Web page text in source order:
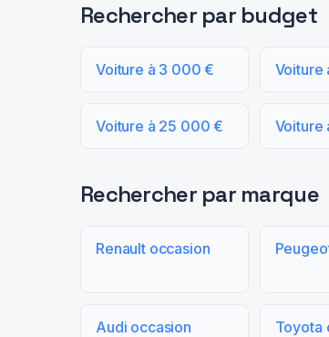
Rechercher par budget
Voiture à 3 000 € Voiture
Voiture à 25 000 € Voiture
Rechercher par marque
Renault occasion
Audi occasion Toyota